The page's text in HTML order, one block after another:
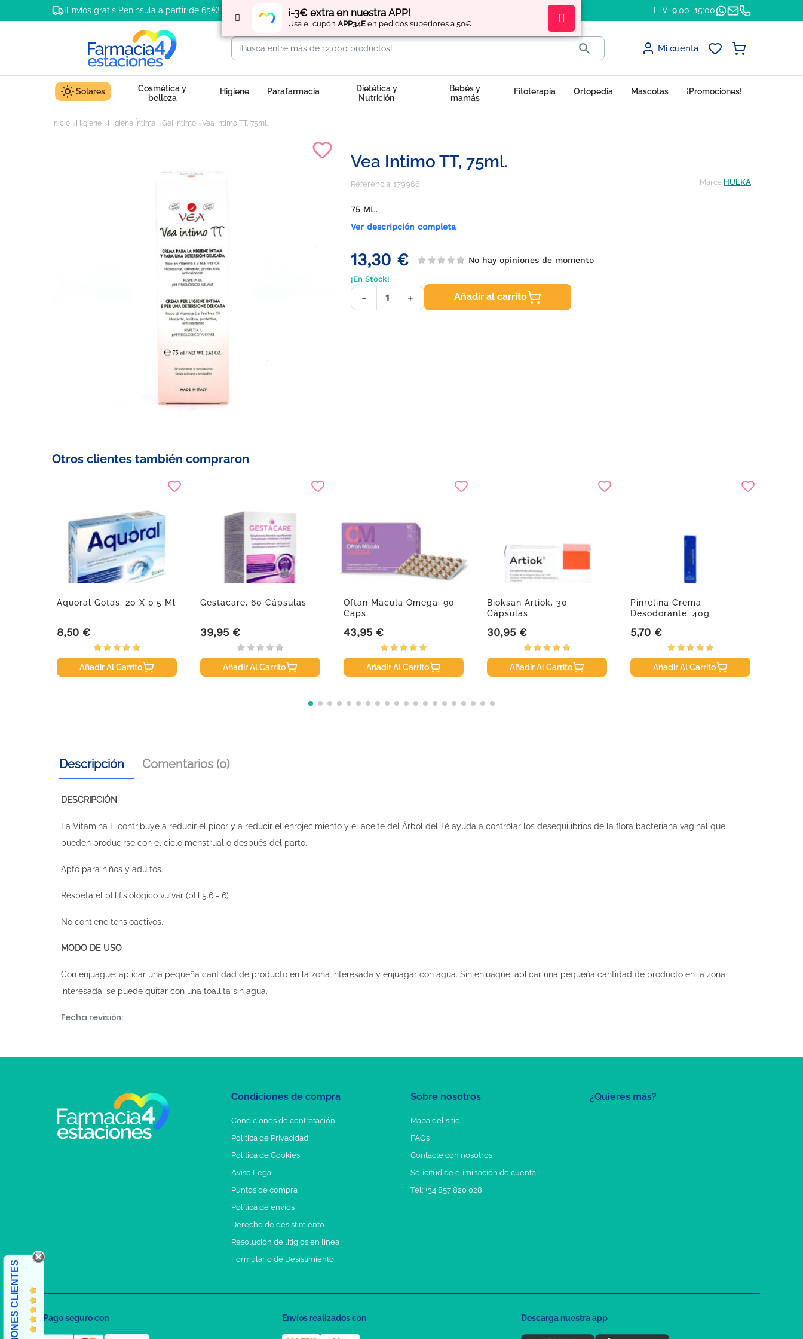
¡-3€ extra en nuestra APP!
Usa el cupón APP34E en pedidos superiores a 50€
¡Envíos gratis Península a partir de 65€! Regístratey obtén L–V: 9:00–15:00
 Mi cuenta
Solares
Cosmética y
belleza
Higiene Parafarmacia
Dietética y
Nutrición
Bebés y
mamás
Fitoterapia Ortopedia Mascotas ¡Promociones!
Inicio Higiene Higiene Íntima Gel íntimo Vea Intimo TT, 75ml.
Vea Intimo TT, 75ml.
Referencia: 179966 Marca HULKA
75 ML.
Ver descripción completa
13,30 € No hay opiniones de momento
¡En Stock!
- + Añadir al carrito
Otros clientes también compraron
Aquoral Gotas, 20 X 0.5 Ml
Precio
8,50 €
Añadir Al Carrito
Gestacare, 60 Cápsulas
Precio
39,95 €
Añadir Al Carrito
Oftan Macula Omega, 90
Caps.
Precio
43,95 €
Añadir Al Carrito
Bioksan Artiok, 30
Cápsulas.
Precio
30,95 €
Añadir Al Carrito
Pinrelina Crema
Desodorante, 40g
Precio
5,70 €
Añadir Al Carrito
Descripción Comentarios (0)
DESCRIPCIÓN
La Vitamina E contribuye a reducir el picor y a reducir el enrojecimiento y el aceite del Árbol del Té ayuda a controlar los desequilibrios de la flora bacteriana vaginal que
pueden producirse con el ciclo menstrual o después del parto.
Apto para niños y adultos.
Respeta el pH fisiológico vulvar (pH 5.6 - 6)
No contiene tensioactivos.
MODO DE USO
Con enjuague: aplicar una pequeña cantidad de producto en la zona interesada y enjuagar con agua. Sin enjuague: aplicar una pequeña cantidad de producto en la zona
interesada, se puede quitar con una toallita sin agua.
Fecha revisión:
¿Quieres más?
Condiciones de compra
Condiciones de contratación
Política de Privacidad
Política de Cookies
Aviso Legal
Puntos de compra
Política de envíos
Derecho de desistimiento
Resolución de litigios en línea
Formulario de Desistimiento
Sobre nosotros
Mapa del sitio
FAQs
Contacte con nosotros
Solicitud de eliminación de cuenta
Tel: +34 857 820 028
OPINIONES CLIENTES Pago seguro con Envíos realizados con Descarga nuestra app